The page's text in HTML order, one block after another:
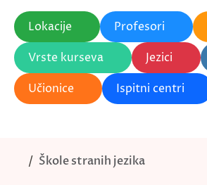
Lokacije Profesori
Vrste kurseva
Jezici
Učionice
Ispitni centri
Škole stranih jezika